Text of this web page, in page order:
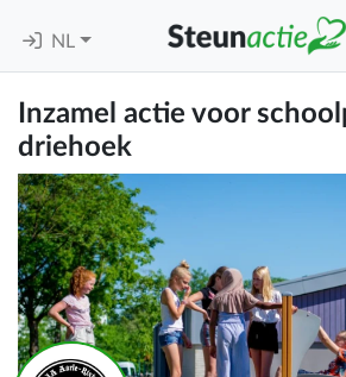
NL
Inzamel actie voor
driehoek